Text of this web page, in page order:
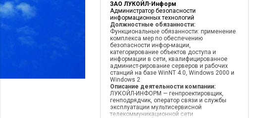
ЗАО ЛУКОЙЛ-Информ
Администратор безопасности
информационных технологий
Должностные обязанности:
Функциональные обязанности: применение
комплекса мер по обеспечению
безопасности инфор-мации,
категорирование объектов доступа и
информации в сети, квалифицированное
админист-рирование серверов и рабочих
станций на базе WinNT 4.0, Windows 2000 и
Windows 2
Описание деятельности компании:
ЛУКОЙЛ-ИНФОРМ — генпроектировщик,
генподрядчик, оператор связи и службы
эксплуатации мультисервисной
телекоммуникационной сети